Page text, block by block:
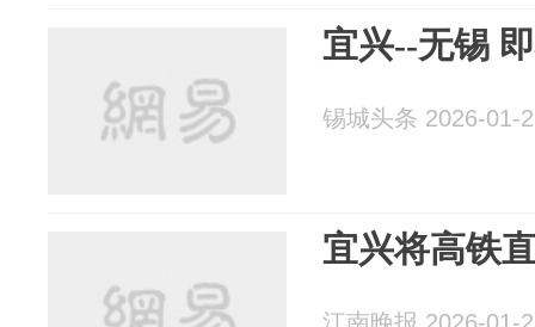
宜兴--无锡
锡城头条 2026-01-
宜兴将高铁